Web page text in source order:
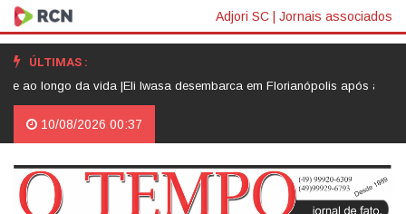
Adjori SC | Jornais associados
ÚLTIMAS :
da vida |Eli Iwasa desembarca em Florianópolis após assinar
10/08/2026 00:37